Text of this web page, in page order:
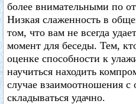
более внимательными по
Низкая слаженность в
том, что вам не всегда
момент для беседы. Тем,
оценке способности к
научиться находить
случае взаимоотношения
складываться удачно.